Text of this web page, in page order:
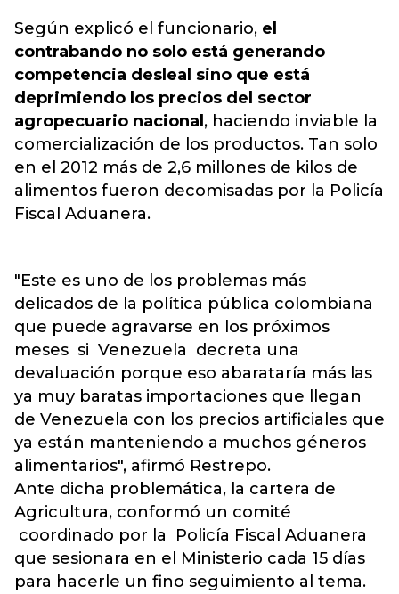
Según explicó el funcionario, el
contrabando no solo está generando
competencia desleal sino que está
deprimiendo los precios del sector
agropecuario nacional , haciendo inviable la
comercialización de los productos. Tan solo
en el 2012 más de 2,6 millones de kilos de
alimentos fueron decomisadas por la Policía
Fiscal Aduanera.
"Este es uno de los problemas más
delicados de la política pública colombiana
que puede agravarse en los próximos
meses si Venezuela decreta una
devaluación porque eso abarataría más las
ya muy baratas importaciones que llegan
de Venezuela con los precios artificiales que
ya están manteniendo a muchos géneros
alimentarios", afirmó Restrepo.
Ante dicha problemática, la cartera de
Agricultura, conformó un comité
coordinado por la Policía Fiscal Aduanera
que sesionara en el Ministerio cada 15 días
para hacerle un fino seguimiento al tema.